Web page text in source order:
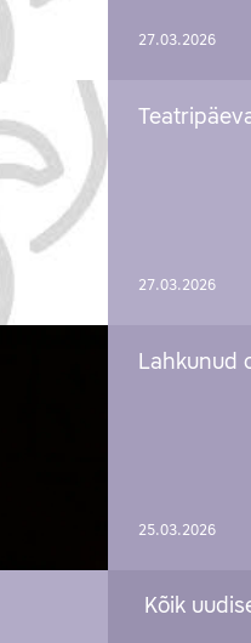
27.03.2026
27.03.2026
Lahkunud
25.03.2026
Kõik